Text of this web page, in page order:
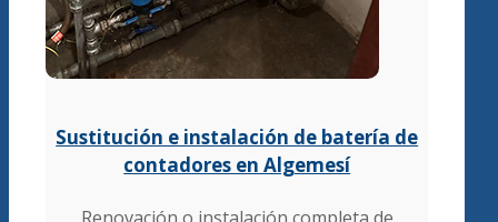
Sustitución e instalación de batería de
contadores en Algemesí